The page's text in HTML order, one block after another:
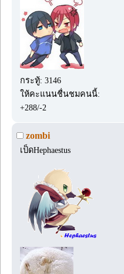
กระทู้: 3146
ให้คะแนนชื่นชมคนนี้:
+288/-2
zombi
เป็ดHephaestus